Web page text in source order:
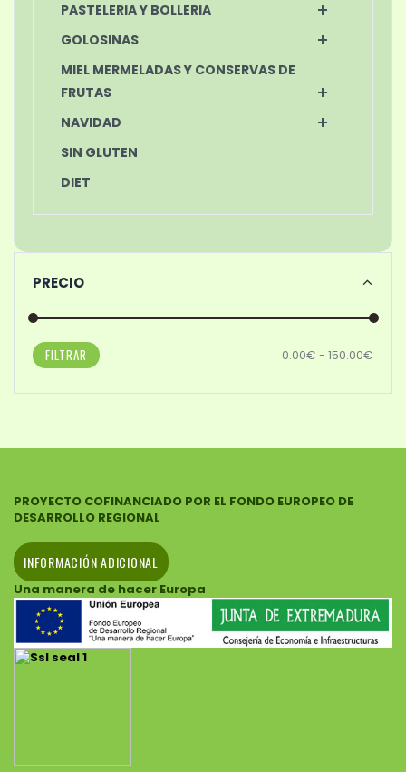
PASTELERIA Y BOLLERIA
GOLOSINAS
MIEL MERMELADAS Y CONSERVAS DE
FRUTAS
NAVIDAD
SIN GLUTEN
DIET
PRECIO
FILTRAR 0.00€ - 150.00€
PROYECTO COFINANCIADO POR EL FONDO EUROPEO DE
DESARROLLO REGIONAL
INFORMACIÓN ADICIONAL
Una manera de hacer Europa